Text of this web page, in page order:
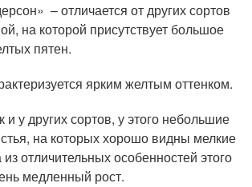
– отличается от других сортов
на которой присутствует большое
пятен.
ярким желтым оттенком.
у других сортов, у этого небольшие
на которых хорошо видны мелкие
отличительных особенностей этого
медленный рост.